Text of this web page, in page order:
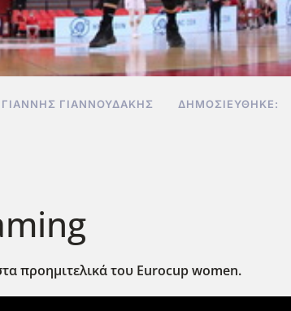
ΓΙΆΝΝΗΣ ΓΙΑΝΝΟΥΔΆΚΗΣ ΔΗΜΟΣΙΕΎΘΗΚΕ:
προημιτελικά του Eurocupwomen.